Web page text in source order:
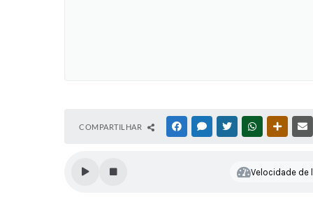
COMPARTILHAR FACEBOOKMESSENGER
TWITTERWHATSAPP
Velocidade de